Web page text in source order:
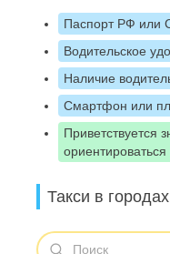
Паспорт РФ или
Водительское
Наличие
Смартфон или
Приветствуется
Такси в городах